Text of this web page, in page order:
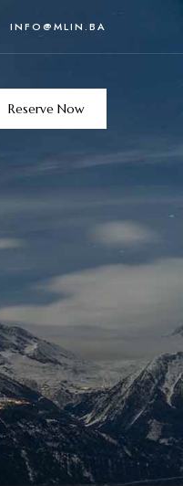
INFO@MLIN.BA
Reserve Now